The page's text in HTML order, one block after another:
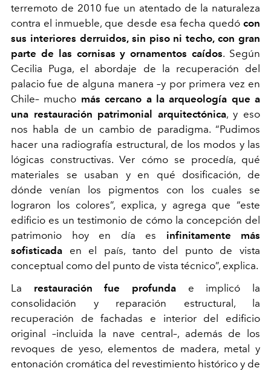
terremoto de 2010 fue un atentado de la naturaleza
contra el inmueble, que desde esa fecha quedócon
sus interiores derruidos, sin piso ni techo, con gran
parte de las cornisas y ornamentos caídos. Según
Cecilia Puga, el abordaje de la recuperación del
palacio fue de alguna manera –y por primera vez en
Chile– mucho más cercano a la arqueología que a
una restauración patrimonial arquitectónica, y eso
nos habla de un cambio de paradigma. “Pudimos
hacer una radiografía estructural, de los modos y las
lógicas constructivas. Ver cómo se procedía, qué
materiales se usaban y en qué dosificación, de
dónde venían los pigmentos con los cuales se
lograron los colores”, explica, y agrega que “este
edificio es un testimonio de cómo la concepción del
patrimonio hoy en día es infinitamente más
sofisticada en el país, tanto del punto de vista
conceptual como del punto de vista técnico”, explica.
La restauración fue profunda e implicó la
consolidación y reparación estructural, la
recuperación de fachadas e interior del edificio
original –incluida la nave central–, además de los
revoques de yeso, elementos de madera, metal y
entonación cromática del revestimiento histórico y de